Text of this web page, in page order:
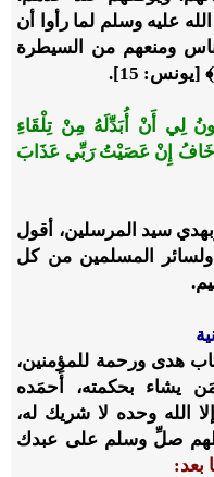
عليه وسلم لما رأوا أن
ومنعهم من السيطرة
﴾ [يونس: 15].
لِي أَنْ أُبَدِّلَهُ مِنْ تِلْقَاءِ
أَخَافُ إِنْ عَصَيْتُ رَبِّي عَذَابَ
سيد المرسلين، أقول
ولسائر المسلمين من كل
هدى ورحمة للمؤمنين،
يشاء بحكمته، أَحمَده
الله وحده لا شريك له،
صلِّ وسلم على عبدك
بعد: